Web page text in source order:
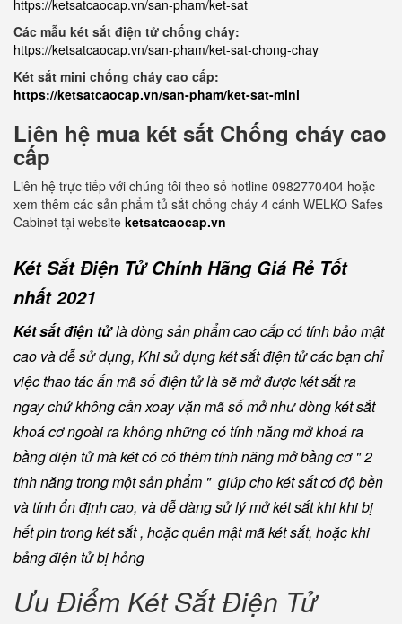
https://ketsatcaocap.vn/san-pham/ket-sat
Các mẫu két sắt điện tử chống cháy:
https://ketsatcaocap.vn/san-pham/ket-sat-chong-chay
Két sắt mini chống cháy cao cấp:
https://ketsatcaocap.vn/san-pham/ket-sat-mini
Liên hệ mua két sắt Chống cháy cao
cấp
Liên hệ trực tiếp với chúng tôi theo số hotline 0982770404 hoặc
xem thêm các sản phẩm tủ sắt chống cháy 4 cánh WELKO Safes
Cabinet tại website ketsatcaocap.vn
Két Sắt Điện Tử Chính Hãng Giá Rẻ Tốt
nhất 2021
Két sắt điện tửlà dòng sản phẩm cao cấp có tính bảo mật
cao và dễ sử dụng, Khi sử dụng két sắt điện tử các bạn chỉ
việc thao tác ấn mã số điện tử là sẽ mở được két sắt ra
ngay chứ không cần xoay vặn mã số mở như dòng két sắt
khoá cơ ngoài ra không những có tính năng mở khoá ra
bằng điện tử mà két có có thêm tính năng mở bằng cơ " 2
tính năng trong một sản phẩm " giúp cho két sắt có độ bền
và tính ổn định cao, và dễ dàng sử lý mở két sắt khi khi bị
hết pin trong két sắt , hoặc quên mật mã két sắt, hoặc khi
bảng điện tử bị hỏng
Ưu Điểm Két Sắt Điện Tử